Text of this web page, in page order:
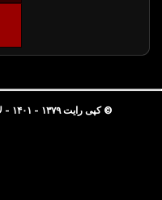
© کپی رایت ۱۳۷۹ - ۱۴۰۱ - لاچینی میدیا - کلیه حقوق محفوظ است